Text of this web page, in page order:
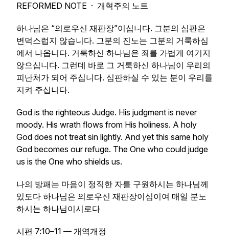
REFORMED NOTE · 개혁주의 노트
하나님은 “의로우신 재판장”이십니다. 그분의 심판은
변덕스럽지 않습니다. 그분의 진노는 그분의 거룩하심
에서 나옵니다. 거룩하신 하나님은 죄를 가볍게 여기지
않으십니다. 그런데 바로 그 거룩하신 하나님이 우리의
피난처가 되어 주십니다. 심판하실 수 있는 분이 우리를
지켜 주십니다.
God is the righteous Judge. His judgment is never
moody. His wrath flows from His holiness. A holy
God does not treat sin lightly. And yet this same holy
God becomes our refuge. The One who could judge
us is the One who shields us.
나의 방패는 마음이 정직한 자를 구원하시는 하나님께
있도다 하나님은 의로우신 재판장이심이여 매일 분노
하시는 하나님이시로다
시편 7:10–11 — 개역개정